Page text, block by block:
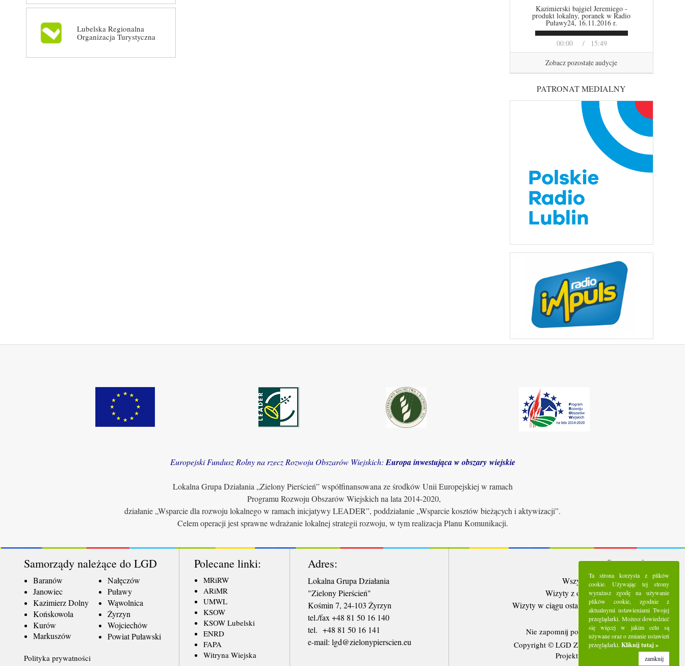
Lubelska Regionalna
Organizacja Turystyczna
00:00 15:49
Kazimierski bajgiel Jeremiego -
produkt lokalny, poranek w Radio
Puławy24, 16.11.2016 r.
Zobacz pozostałe audycje
PATRONAT MEDIALNY
Europejski Fundusz Rolny na rzecz Rozwoju Obszarów Wiejskich: Europa inwestująca w obszary wiejskie
Lokalna Grupa Działania „Zielony Pierścień” współfinansowana ze środków Unii Europejskiej w ramach
Programu Rozwoju Obszarów Wiejskich na lata 2014-2020,
działanie „Wsparcie dla rozwoju lokalnego w ramach inicjatywy LEADER”, poddziałanie „Wsparcie kosztów bieżących i aktywizacji”.
Celem operacji jest sprawne wdrażanie lokalnej strategii rozwoju, w tym realizacja Planu Komunikacji.
Samorządy należące do LGD
Baranów
Janowiec
Kazimierz Dolny
Końskowola
Kurów
Markuszów
Nałęczów
Puławy
Wąwolnica
Żyrzyn
Wojciechów
Powiat Puławski
Polecane linki:
MRiRW
ARiMR
UMWL
KSOW
KSOW Lubelski
ENRD
FAPA
Witryna Wiejska
Adres:
Lokalna Grupa Działania
"Zielony Pierścień"
Kośmin 7, 24-103 Żyrzyn
tel./fax +48 81 50 16 140
tel. +48 81 50 16 141
​e-mail: lgd@zielonypierscien.eu
Statystyki:
Wszystkie wizyty: 5284794
Wizyty z ostatnich 30 dni: 91016
Wizyty w ciągu ostatniego tygodnia:
25183
Użytkownicy online: 5
Nie zapomnij polubić nas na Facebooku
Copyright © LGD Zielony Pierścień - 2016.
Projekt i wykonanie - Freeline.
Polityka prywatności
Ta strona korzysta z plików
cookie. Używając tej strony
wyrażasz zgodę na używanie
plików cookie, zgodnie z
aktualnymi ustawieniami Twojej
przeglądarki. Możesz dowiedzieć
się więcej w jakim celu są
używane oraz o zmianie ustawień
przeglądarki. Kliknij tutaj »
zamknij